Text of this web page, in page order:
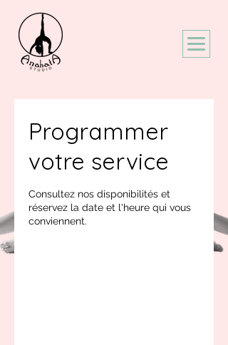
Programmer
votre service
Consultez nos disponibilités et
réservez la date et l'heure qui vous
conviennent.